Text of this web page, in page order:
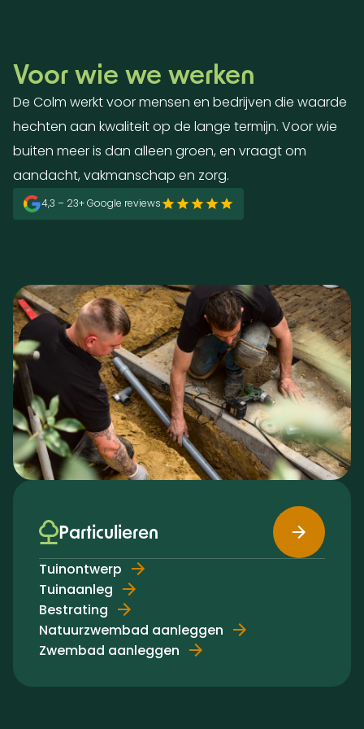
Voor wie we werken
De Colm werkt voor mensen en bedrijven die waarde
hechten aan kwaliteit op de lange termijn. Voor wie
buiten meer is dan alleen groen, en vraagt om
aandacht, vakmanschap en zorg.
4,3 – 23+ Google reviews
Particulieren
Tuinontwerp
Tuinaanleg
Bestrating
Natuurzwembad aanleggen
Zwembad aanleggen